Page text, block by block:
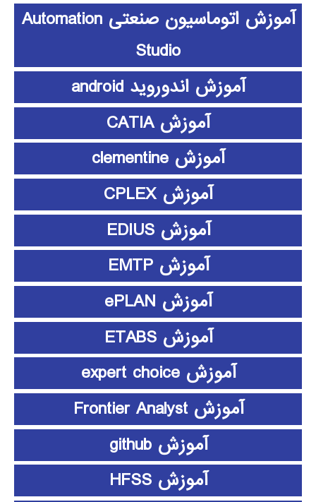
آموزش اتوماسیون صنعتی Automation
Studio
آموزش اندوروید android
آموزش CATIA
آموزش clementine
آموزش CPLEX
آموزش EDIUS
آموزش EMTP
آموزش ePLAN
آموزش ETABS
آموزش expert choice
آموزش Frontier Analyst
آموزش github
آموزش HFSS